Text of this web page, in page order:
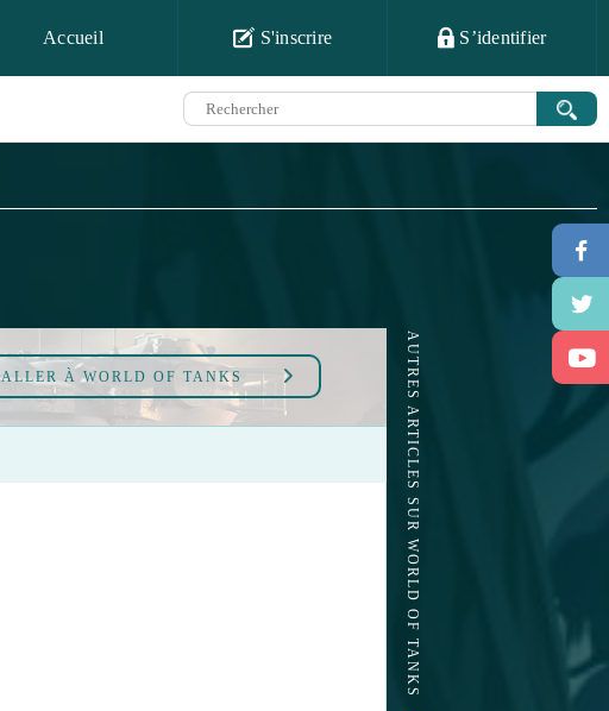
Accueil S'inscrire S’identifier
AUTRES ARTICLES SUR WORLD OF TANKS
ALLER ÀWORLD OF TANKS